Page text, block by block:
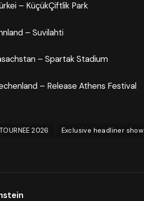
– KüçükÇiftlik Park
– Suvilahti
– Spartak Stadium
– Release Athens Festival
2026 Exclusive headliner show